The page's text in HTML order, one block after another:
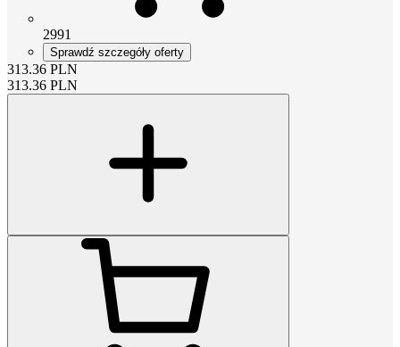
2991
Sprawdź szczegóły oferty
313.36 PLN
313.36 PLN